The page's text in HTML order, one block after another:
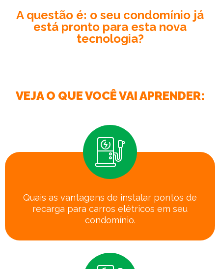
A questão é: o seu condomínio já
está pronto para esta nova
tecnologia?
VEJA O QUE VOCÊ VAI APRENDER:
Quais as vantagens de instalar pontos de
recarga para carros elétricos em seu
condomínio.